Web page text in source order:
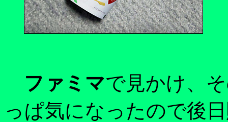
ファミマで見かけ、
っぱ気になったので後